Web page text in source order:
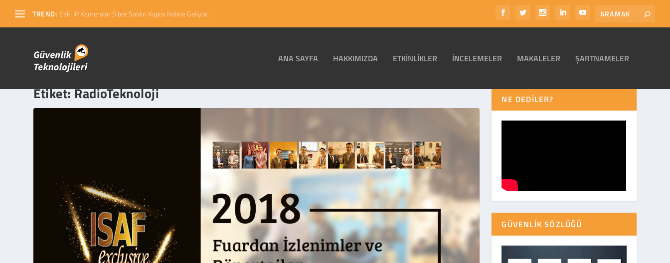
TREND: Eski IP Kameralar Siber Saldırı Kapısı Haline Geliyor...
ANA SAYFA HAKKIMIZDA ETKINLIKLER İNCELEMELER MAKALELER ŞARTNAMELER
Etiket:RadioTeknoloji NE DEDİLER?
GÜVENLIK SÖZLÜĞÜ